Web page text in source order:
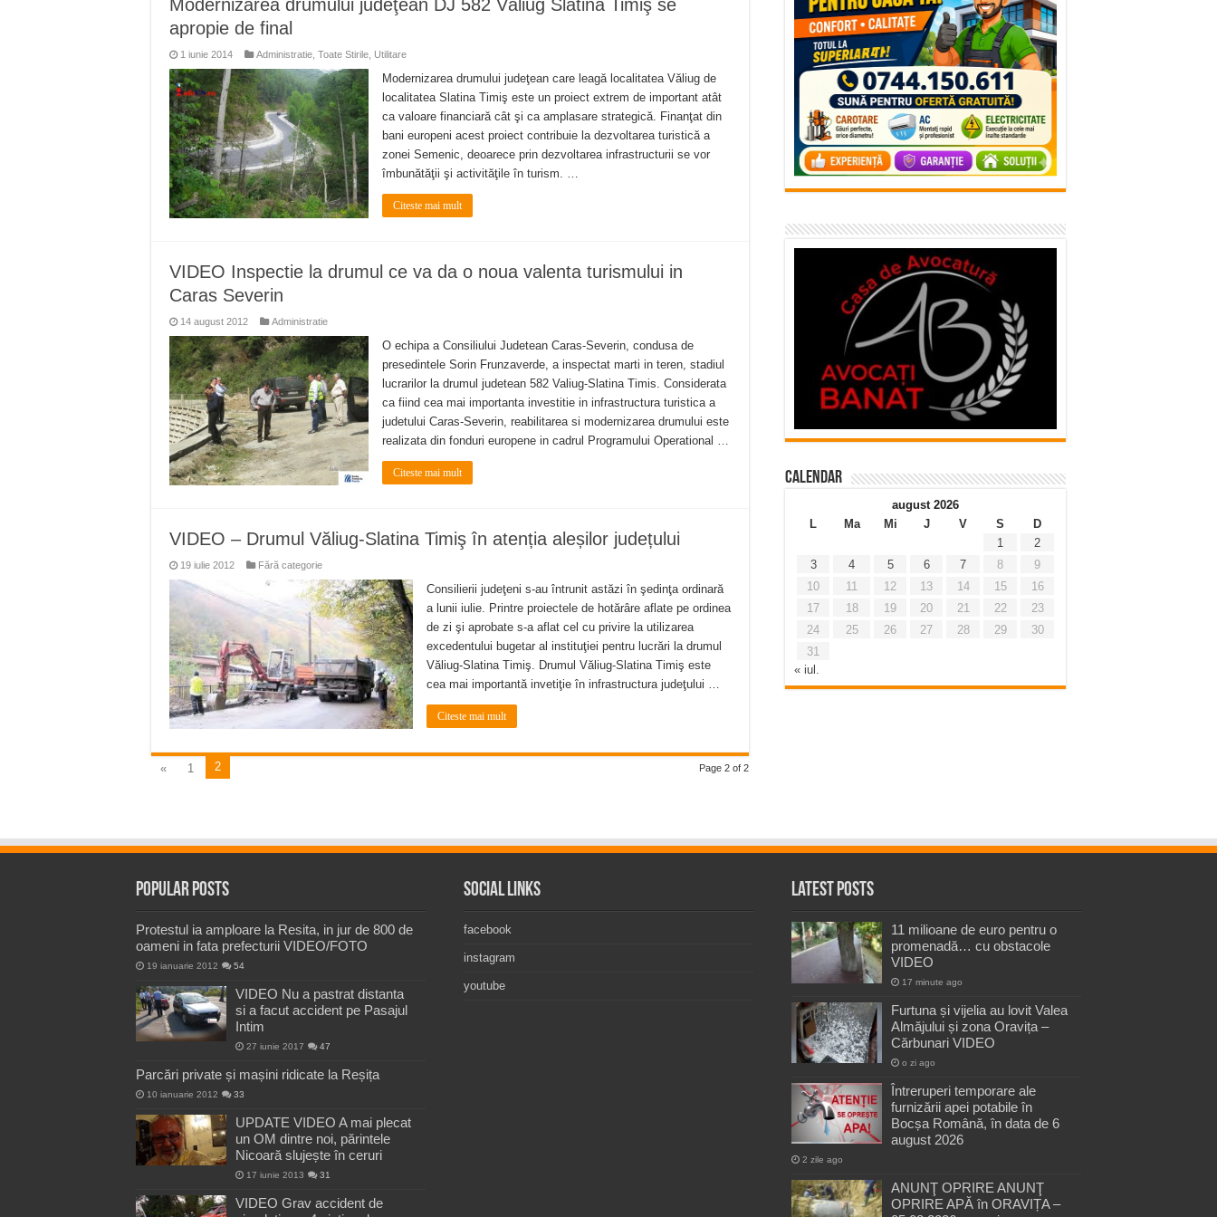
Ștrandul Termal Ring din Oravița – locul unde natura a ascuns un izvor de sănătate VIDEO
ANUNȚ OPRIRE APĂ în Reșița – avarie – 04.08.2026 – str. Văliugului și Plastomet
ANUNŢ OPRIRE APĂ în CARANSEBEȘ – 04.08.2026 – avarie – Calea Severinului
ANUNŢ OPRIRE APĂ în CARANSEBEȘ avarie
Modernizarea drumului judeţean DJ 582 Văliug Slatina Timiş se
apropie de final
1 iunie 2014 Administratie Toate Stirile Utilitare
Modernizarea drumului judeţean care leagă localitatea Văliug de
localitatea Slatina Timiş este un proiect extrem de important atât
ca valoare financiară cât şi ca amplasare strategică. Finanţat din
bani europeni acest proiect contribuie la dezvoltarea turistică a
zonei Semenic, deoarece prin dezvoltarea infrastructurii se vor
îmbunătăţii şi activităţile în turism. …
Citeste mai mult
VIDEO Inspectie la drumul ce va da o noua valenta turismului in
Caras Severin
14 august 2012 Administratie
O echipa a Consiliului Judetean Caras-Severin, condusa de
presedintele Sorin Frunzaverde, a inspectat marti in teren, stadiul
lucrarilor la drumul judetean 582 Valiug-Slatina Timis. Considerata
ca fiind cea mai importanta investitie in infrastructura turistica a
judetului Caras-Severin, reabilitarea si modernizarea drumului este
realizata din fonduri europene in cadrul Programului Operational …
Citeste mai mult
VIDEO – Drumul Văliug-Slatina Timiş în atenția aleșilor județului
19 iulie 2012 Fără categorie
Consilierii judeţeni s-au întrunit astăzi în şedinţa ordinară
a lunii iulie. Printre proiectele de hotărâre aflate pe ordinea
de zi şi aprobate s-a aflat cel cu privire la utilizarea
excedentului bugetar al instituţiei pentru lucrări la drumul
Văliug-Slatina Timiş. Drumul Văliug-Slatina Timiş este
cea mai importantă invetiţie în infrastructura judeţului …
Citeste mai mult
Page 2 of 2
« 1 2
Calendar
august 2026
L
Ma Mi J V S
D
1
2
3
4 5 6 7 8
9
10
11 12 13 14 15
16
17
18 19 20 21 22
23
24
25 26 27 28 29
30
31
« iul.
Popular Posts
Protestul ia amploare la Resita, in jur de 800 de
oameni in fata prefecturii VIDEO/FOTO
19 ianuarie 2012 54
VIDEO Nu a pastrat distanta
si a facut accident pe Pasajul
Intim
27 iunie 2017 47
Parcări private și mașini ridicate la Reșița
10 ianuarie 2012 33
UPDATE VIDEO A mai plecat
un OM dintre noi, părintele
Nicoară slujește în ceruri
17 iunie 2013 31
VIDEO Grav accident de
Social Links
facebook
instagram
youtube
Latest Posts
11 milioane de euro pentru o
promenadă… cu obstacole
VIDEO
17 minute ago
Furtuna și vijelia au lovit Valea
Almăjului și zona Oravița –
Cărbunari VIDEO
o zi ago
Întreruperi temporare ale
furnizării apei potabile în
Bocșa Română, în data de 6
august 2026
2 zile ago
ANUNŢ OPRIRE ANUNŢ
OPRIRE APĂ în ORAVIȚA –